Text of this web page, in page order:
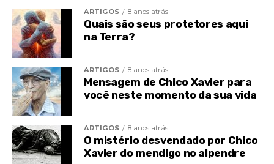
TÓPICOS RELACIONADOS
CHICO XAVIER
ESPIRITISMO
MÉDIUM MEDIUNIDADE
TOPO
VISÃO ESPÍRITA
ARTIGOS 8 anos atrás
Quais são seus protetores aqui
na Terra?
ARTIGOS 8 anos atrás
Mensagem de Chico Xavier para
você neste momento da sua vida
ARTIGOS 8 anos atrás
O mistério desvendado por Chico
Xavier do mendigo no alpendre